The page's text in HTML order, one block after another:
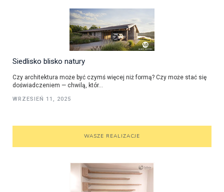
Siedlisko blisko natury
Czy architektura może być czymś więcej niż formą? Czy może stać się
doświadczeniem — chwilą, któr...
WRZESIEŃ 11, 2025
WASZE REALIZACJE